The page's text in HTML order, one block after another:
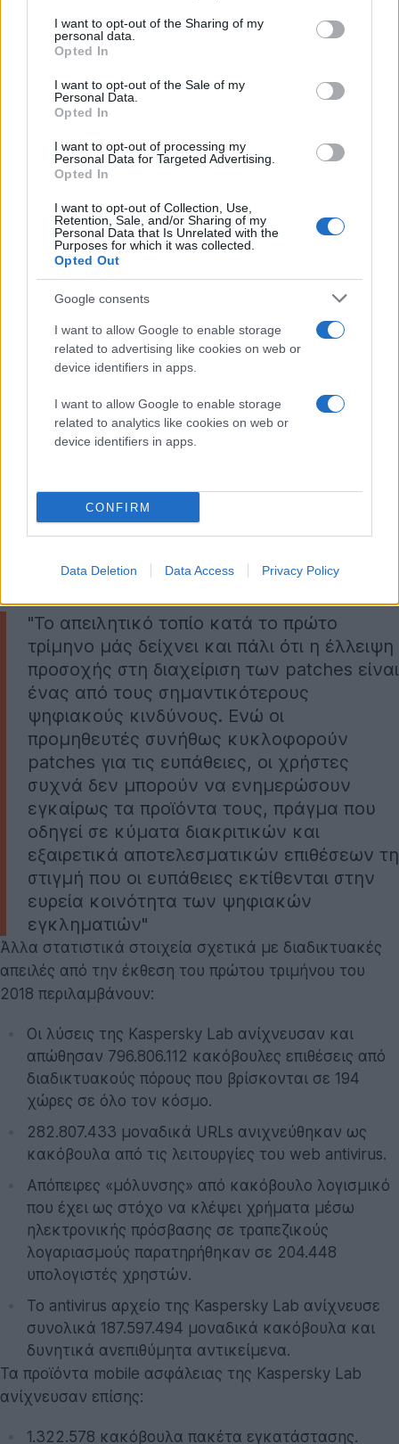
not limited to your visit or usage behaviour. You may click to
grant or deny consent to Google and its third-party tags to
use your data for below specified purposes in below Google
consent section.
I want to opt-out of the Sharing of my
personal data.
Opted In
I want to opt-out of the Sale of my
Personal Data.
Opted In
I want to opt-out of processing my
Personal Data for Targeted Advertising.
Opted In
I want to opt-out of Collection, Use,
Retention, Sale, and/or Sharing of my
Personal Data that Is Unrelated with the
Purposes for which it was collected.
Opted Out
Google consents
I want to allow Google to enable storage
related to advertising like cookies on web or
device identifiers in apps.
I want to allow Google to enable storage
related to analytics like cookies on web or
device identifiers in apps.
CONFIRM
Data Deletion Data Access Privacy Policy
συστήματα πρόληψης exploits της Kaspersky Lab
αναγνώρισαν ένα νέο zero-day exploit για τον Adobe
Flash που χρησιμοποιήθηκε in-the-wild εναντίον των
πελατών μας. Το exploit παραδόθηκε μέσω εγγράφου
του Microsoft Office και το τελικό ωφέλιμο φορτίο
ήταν η τελευταία έκδοση του κακόβουλου λογισμικού
FinSpy. Η ανάλυση του ωφέλιμου φορτίου επέτρεψε
έναν εξειδικευμένο φορέα, γνωστό ως «BlackOasis».
Τον ίδιο μήνα, οι ειδικοί της Kaspersky Lab
δημοσίευσαν μία λεπτομερή ανάλυση του СVE-2017-
11826, μια κρίσιμη zero-day ευπάθεια που
χρησιμοποιείται για την εκκίνηση στοχευμένων
επιθέσεων σε όλες τις εκδόσεις του Microsoft Office.
Το exploit για την ευπάθεια αυτή είναι ένα έγγραφο
RTF που περιέχει ένα έγγραφο DOCX που
εκμεταλλεύεται το СVE-2017-11826 στον αναλυτή του
Office Open XML. Τέλος, μόλις πριν από λίγες μέρες
δημοσιεύθηκαν πληροφορίες σχετικά με zero-day
η ευπάθεια χρησιμοποιήθηκε επίσης και σε
στοχευμένες επιθέσεις.
ασφαλείας στην Kaspersky Lab,
"Το απειλητικό τοπίο κατά το πρώτο
τρίμηνο μάς δείχνει και πάλι ότι η έλλειψη
προσοχής στη διαχείριση των patches είναι
ένας από τους σημαντικότερους
ψηφιακούς κινδύνους. Ενώ οι
προμηθευτές συνήθως κυκλοφορούν
patches για τις ευπάθειες, οι χρήστες
συχνά δεν μπορούν να ενημερώσουν
εγκαίρως τα προϊόντα τους, πράγμα που
οδηγεί σε κύματα διακριτικών και
εξαιρετικά αποτελεσματικών επιθέσεων τη
στιγμή που οι ευπάθειες εκτίθενται στην
ευρεία κοινότητα των ψηφιακών
εγκληματιών"
Άλλα στατιστικά στοιχεία σχετικά με διαδικτυακές
απειλές από την έκθεση του πρώτου τριμήνου του
2018 περιλαμβάνουν:
Οι λύσεις της Kaspersky Lab ανίχνευσαν και
απώθησαν 796.806.112 κακόβουλες επιθέσεις από
διαδικτυακούς πόρους που βρίσκονται σε 194
χώρες σε όλο τον κόσμο.
282.807.433 μοναδικά URLs ανιχνεύθηκαν ως
κακόβουλα από τις λειτουργίες του web antivirus.
Απόπειρες «μόλυνσης» από κακόβουλο λογισμικό
που έχει ως στόχο να κλέψει χρήματα μέσω
ηλεκτρονικής πρόσβασης σε τραπεζικούς
λογαριασμούς παρατηρήθηκαν σε 204.448
υπολογιστές χρηστών.
Το antivirus αρχείο της Kaspersky Lab ανίχνευσε
συνολικά 187.597.494 μοναδικά κακόβουλα και
δυνητικά ανεπιθύμητα αντικείμενα.
Τα προϊόντα mobile ασφάλειας της Kaspersky Lab
ανίχνευσαν επίσης:
1.322.578 κακόβουλα πακέτα εγκατάστασης.